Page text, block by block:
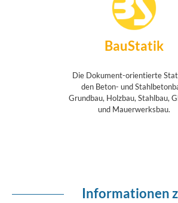
BauStatik
Die Dokument-orientierte
den Beton- und
Grundbau, Holzbau, Stahlbau,
und Mauerwerksbau.
Informationen